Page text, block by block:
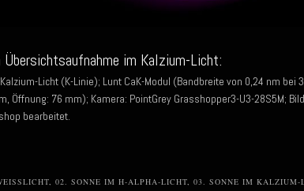
Übersichtsaufnahme im Kalzium-Licht:
Licht (K-Linie); Lunt CaK-Modul (Bandbreite von 0,24 nm bei
Öffnung: 76 mm); Kamera: PointGrey Grasshopper3-U3-28S5M;
bearbeitet.
02. SONNE IM H-ALPHA-LICHT 03. SONNE IM KALZIUM-